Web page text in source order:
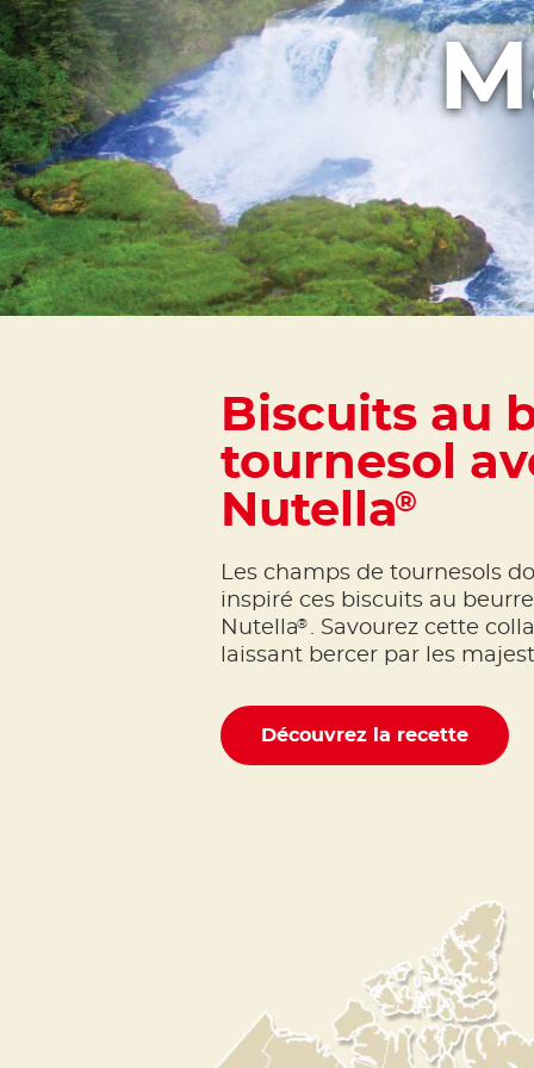
Biscuits au
tournesol
Nutella®
Les champs de tournesols
inspiré ces biscuits au
Nutella® . Savourez cette
laissant bercer par les
Découvrez la recette